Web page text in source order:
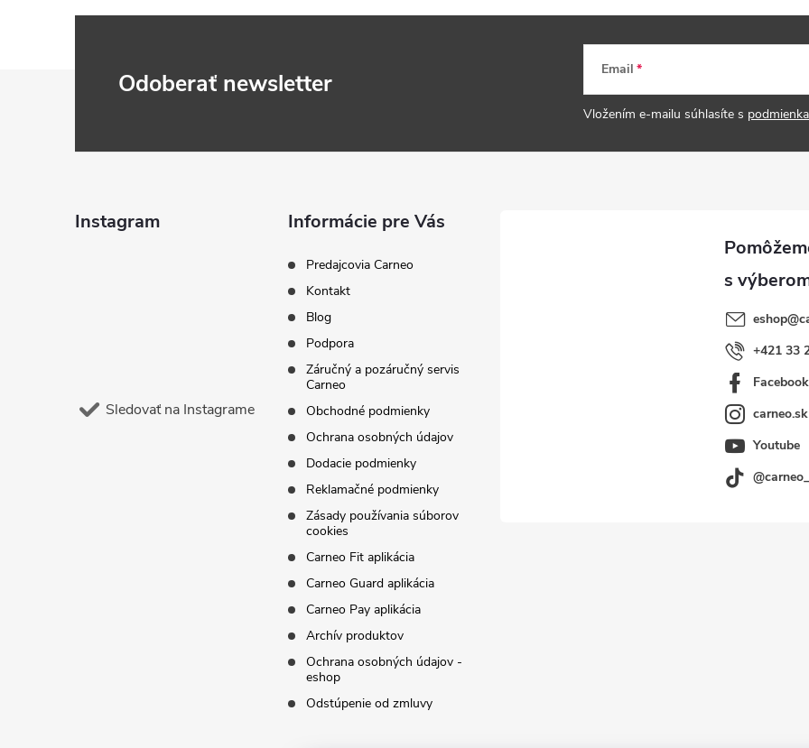
Odoberať newsletter Email
Vložením e-mailu súhlasíte s
Instagram
Sledovať na Instagrame
Informácie pre Vás
Predajcovia Carneo
Kontakt
Blog
Podpora
Záručný a pozáručný servis
Carneo
Obchodné podmienky
Ochrana osobných údajov
Dodacie podmienky
Reklamačné podmienky
Zásady používania súborov
cookies
Carneo Fit aplikácia
Carneo Guard aplikácia
Carneo Pay aplikácia
Archív produktov
Ochrana osobných údajov -
eshop
Odstúpenie od zmluvy
eshop@
+421 33
Facebook
carneo.sk
Youtube